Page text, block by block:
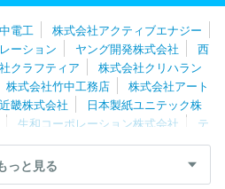
電工
株式会社アクティブエナジー
ーション
ヤング開発株式会社
西
クラフティア
株式会社クリハラン
株式会社竹中工務店
株式会社アート
畿株式会社
日本製紙ユニテック株
生和コーポレーション株式会社
テ
エネック 株式会社ナサホーム
株
フォーム株式会社
株式会社きんで
っと見る